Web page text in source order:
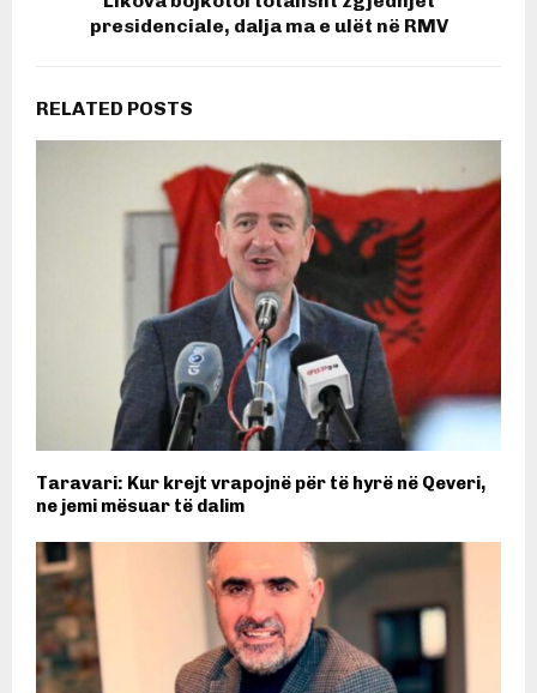
presidenciale, dalja ma e ulët në RMV
RELATED POSTS
Taravari: Kur krejt vrapojnë për të hyrë në Qeveri,
ne jemi mësuar të dalim